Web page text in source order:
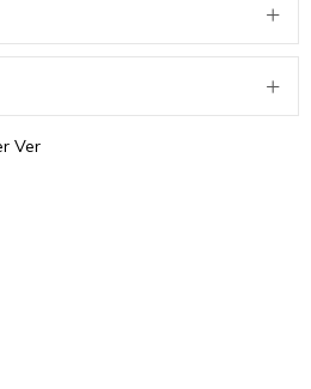
parmaklarınızın ucunda! Sezgisel
ekran ile espresso,
önceden ayarlanmış 40'tan fazla
kullanarak ve yoğunluk, sıcaklık,
mi istiyorsunuz? Arkadaşlarınız
Ver